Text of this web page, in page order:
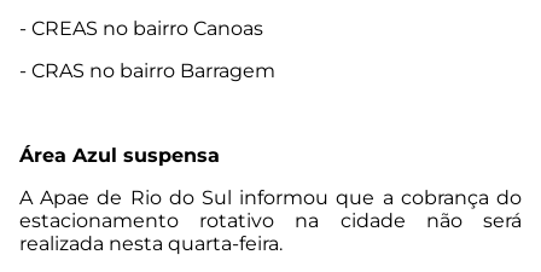
- CREAS no bairro Canoas
- CRAS no bairro Barragem
Área Azul suspensa
A Apae de Rio do Sul informou que a cobrança do
estacionamento rotativo na cidade não será
realizada nesta quarta-feira.